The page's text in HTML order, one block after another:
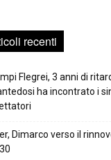
recenti
Flegrei, 3 anni di
ha incontrato i
Dimarco verso il